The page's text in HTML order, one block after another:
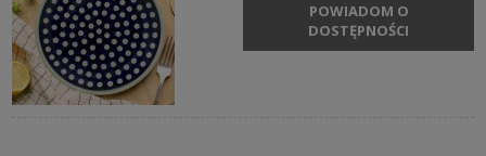
POWIADOM O
DOSTĘPNOŚCI